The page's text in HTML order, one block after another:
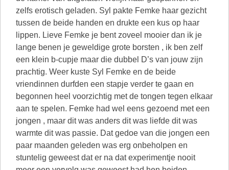
zelfs erotisch geladen. Syl pakte Femke haar gezicht
tussen de beide handen en drukte een kus op haar
lippen. Lieve Femke je bent zoveel mooier dan ik je
lange benen je geweldige grote borsten , ik ben zelf
een klein b-cupje maar die dubbel D’s van jouw zijn
prachtig. Weer kuste Syl Femke en de beide
vriendinnen durfden een stapje verder te gaan en
begonnen heel voorzichtig met de tongen tegen elkaar
aan te spelen. Femke had wel eens gezoend met een
jongen , maar dit was anders dit was liefde dit was
warmte dit was passie. Dat gedoe van die jongen een
paar maanden geleden was erg onbeholpen en
stuntelig geweest dat er na dat experimentje nooit